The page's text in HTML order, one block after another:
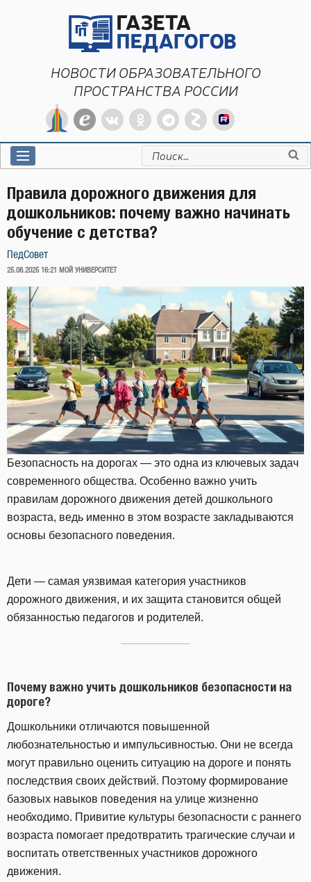
НОВОСТИ ОБРАЗОВАТЕЛЬНОГО
ПРОСТРАНСТВА РОССИИ
Искать:
Правила дорожного движения для
дошкольников: почему важно начинать
обучение с детства?
ПедСовет
ОПУБЛИКОВАНО
25.06.2025 16:21 МОЙ УНИВЕРСИТЕТ
Безопасность на дорогах — это одна из ключевых задач
современного общества. Особенно важно учить
правилам дорожного движения детей дошкольного
возраста, ведь именно в этом возрасте закладываются
основы безопасного поведения.
Дети — самая уязвимая категория участников
дорожного движения, и их защита становится общей
обязанностью педагогов и родителей.
Почему важно учить дошкольников безопасности на
дороге?
Дошкольники отличаются повышенной
любознательностью и импульсивностью. Они не всегда
могут правильно оценить ситуацию на дороге и понять
последствия своих действий. Поэтому формирование
базовых навыков поведения на улице жизненно
необходимо. Привитие культуры безопасности с раннего
возраста помогает предотвратить трагические случаи и
воспитать ответственных участников дорожного
движения.